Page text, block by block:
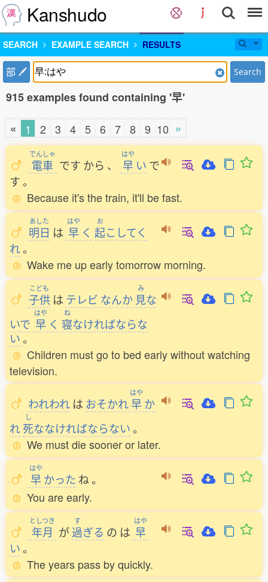
Kanshudo
SEARCH EXAMPLE SEARCH RESULTS
部 Search
915 examples found containing '早'
« 1 2 3 4 5 6 7 8 9 10 »
でんしゃ
電車 です から 、
はや
早 い で
す。
Because it's the train, it'll be fast.
あした
明日 は
はや
早 く
お
起こしてく
れ。
Wake me up early tomorrow morning.
こども
子供 は テレビ なんか
み
見な
いで
はや
早 く
ね
寝なければならな
い。
Children must go to bed early without watching
television.
われわれ は おそかれ
はや
早か
れ
し
死ななければならない。
We must die sooner or later.
はや
早かった ね。
You are early.
としつき
年月 が
す
過ぎる の は
はや
早
い。
The years pass by quickly.